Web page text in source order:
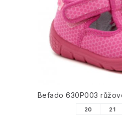
Befado 630P003
20 21